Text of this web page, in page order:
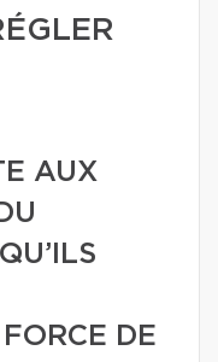
AUX
DE